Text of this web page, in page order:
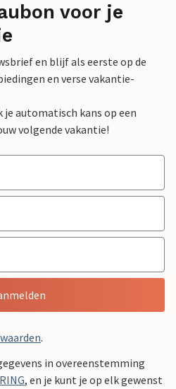
voor je
en blijf als eerste op de
en verse vakantie-
je automatisch kans op een
volgende vakantie!
.
in overeenstemming
, en je kunt je op elk gewenst